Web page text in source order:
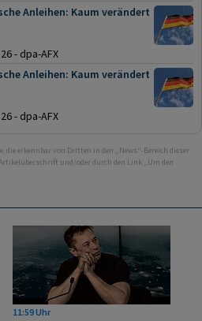
Anleihen: Kaum verändert
- dpa-AFX
Anleihen: Kaum verändert
- dpa-AFX
erkennbar von Dritten in den „News“-Bereich dieser
und/oder durch den Link „Um den
11:59 Uhr